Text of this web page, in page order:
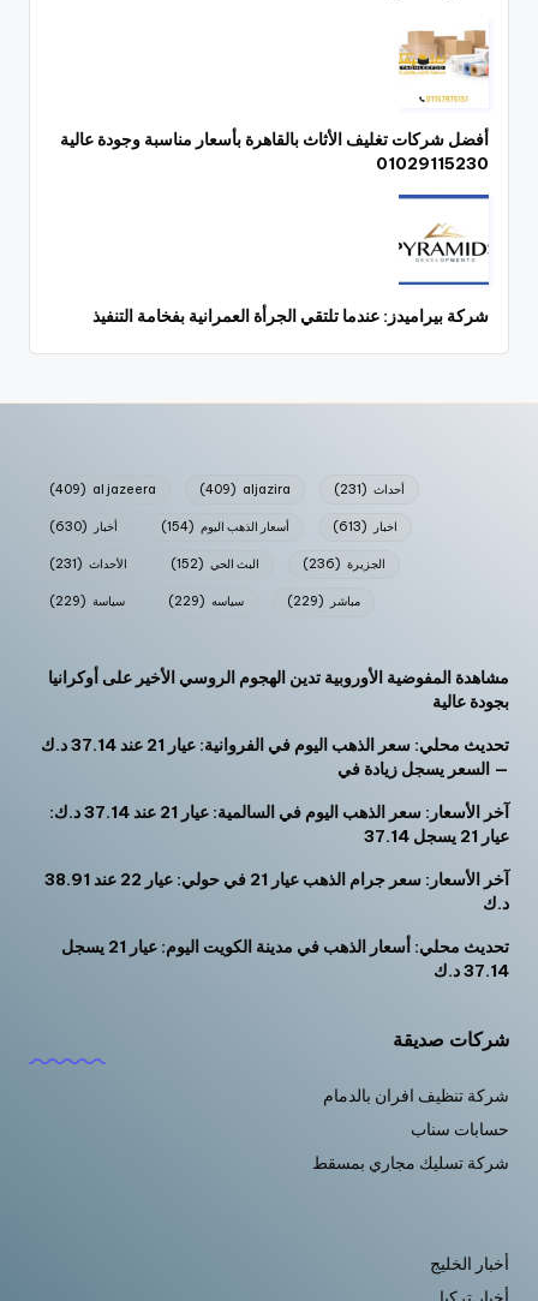
أفضل شركات تغليف الأثاث بالقاهرة بأسعار مناسبة وجودة عالية
01029115230
شركة بيراميدز: عندما تلتقي الجرأة العمرانية بفخامة التنفيذ
al jazeera
(409) aljazira
(409) أحداث (231)
أخبار (630) أسعار الذهب اليوم (154) اخبار (613)
الأحداث (231) البث الحي (152) الجزيرة (236)
سياسة (229) سياسه (229) مباشر (229)
مشاهدة المفوضية الأوروبية تدين الهجوم الروسي الأخير على أوكرانيا
بجودة عالية
تحديث محلي: سعر الذهب اليوم في الفروانية: عيار 21 عند 37.14 د.ك
— السعر يسجل زيادة في
آخر الأسعار: سعر الذهب اليوم في السالمية: عيار 21 عند 37.14 د.ك:
عيار 21 يسجل 37.14
آخر الأسعار: سعر جرام الذهب عيار 21 في حولي: عيار 22 عند 38.91
د.ك
تحديث محلي: أسعار الذهب في مدينة الكويت اليوم: عيار 21 يسجل
37.14 د.ك
شركات صديقة
شركة تنظيف افران بالدمام
حسابات سناب
شركة تسليك مجاري بمسقط
أخبار الخليج